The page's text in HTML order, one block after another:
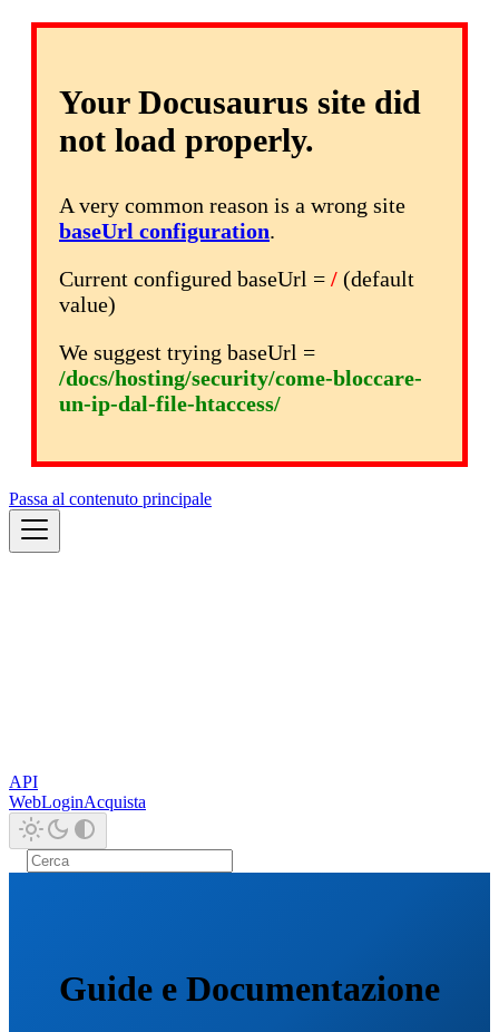
Your Docusaurus site did
not load properly.
A very common reason is a wrong site
baseUrl configuration.
Current configured baseUrl = / (default
value)
We suggest trying baseUrl =
/docs/hosting/security/come-bloccare-
un-ip-dal-file-htaccess/
Passa al contenuto principale
API
WebLoginAcquista
Guide e Documentazione